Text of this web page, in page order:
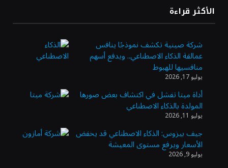
«طيران الرياض» يدشن أولى رحلاته إلى مومباي
ويضيف الوجهة التشغيلية الثامنة
وزير الاستثمار: الموافقة على رخصة مزاولة
الأنشطة المالية عابرة الحدود تطوير للبيئة
الاستثمارية
الذهب يسجل أعلى مستوى في أسبوعين بدعم
من تراجع الدولار
الدولار الأمريكي يتراجع قرب أدنى مستوياته
الأكثر قراءة
شركة صينية تكشف نموذجًا ينافس
عمالقة الذكاء الاصطناعي.. ويدفع أسهم
منافسيها للهبوط
يوليو 17, 2026
أداة ميتا تفشل في اكتشاف بعض صورها
المولدة بالذكاء الاصطناعي
يوليو 11, 2026
جيف بيزوس: الذكاء الاصطناعي قد يخفض
الأسعار ويرفع مستوى المعيشة
يوليو 9, 2026